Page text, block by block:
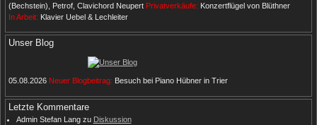
(Bechstein), Petrof, Clavichord Neupert Privatverkäufe: Konzertflügel von Blüthner
In Arbeit: Klavier Uebel & Lechleiter
Unser Blog
05.08.2026 Neuer Blogbeitrag: Besuch bei Piano Hübner in Trier
Letzte Kommentare
Admin Stefan Langzu Diskussion